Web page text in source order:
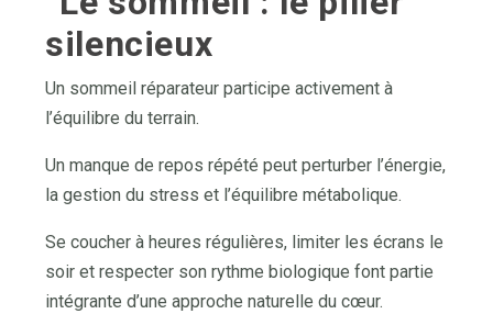
silencieux
Un sommeil réparateur participe activement à
l’équilibre du terrain.
Un manque de repos répété peut perturber l’énergie,
la gestion du stress et l’équilibre métabolique.
Se coucher à heures régulières, limiter les écrans le
soir et respecter son rythme biologique font partie
intégrante d’une approche naturelle du cœur.